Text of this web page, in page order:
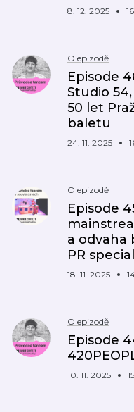
8. 12. 2025
O epizodě
Episode
Studio
50 let
baletu
24. 11. 2025
O epizodě
Episode
a odvaha
PR
18. 11. 2025
O epizodě
Episode
10. 11. 2025